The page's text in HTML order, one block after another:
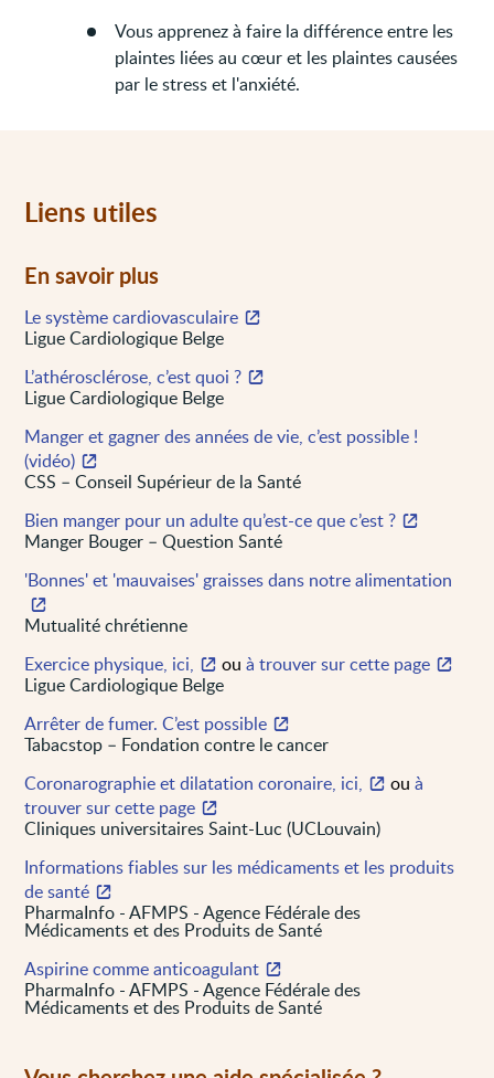
Vous apprenez à faire la différence entre les
plaintes liées au cœur et les plaintes causées
par le stress et l'anxiété.
Liens utiles
En savoir plus
Le système cardiovasculaire
Ligue Cardiologique Belge
L’athérosclérose, c’est quoi ?
Ligue Cardiologique Belge
Manger et gagner des années de vie, c’est possible !
(vidéo)
CSS – Conseil Supérieur de la Santé
Bien manger pour un adulte qu’est-ce que c’est ?
Manger Bouger – Question Santé
'Bonnes' et 'mauvaises' graisses dans notre alimentation
Mutualité chrétienne
Exercice physique, ici,
ouà trouver sur cette page
Ligue Cardiologique Belge
Arrêter de fumer. C’est possible
Tabacstop – Fondation contre le cancer
Coronarographie et dilatation coronaire, ici,
ouà
trouver sur cette page
Cliniques universitaires Saint-Luc (UCLouvain)
Informations fiables sur les médicaments et les produits
de santé
PharmaInfo - AFMPS - Agence Fédérale des
Médicaments et des Produits de Santé
Aspirine comme anticoagulant
PharmaInfo - AFMPS - Agence Fédérale des
Médicaments et des Produits de Santé